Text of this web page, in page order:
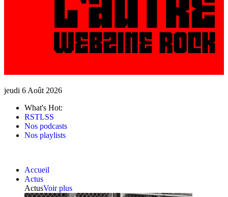
jeudi 6 Août 2026
What's Hot:
RSTLSS
Nos podcasts
Nos playlists
Accueil
Actus
ActusVoir plus